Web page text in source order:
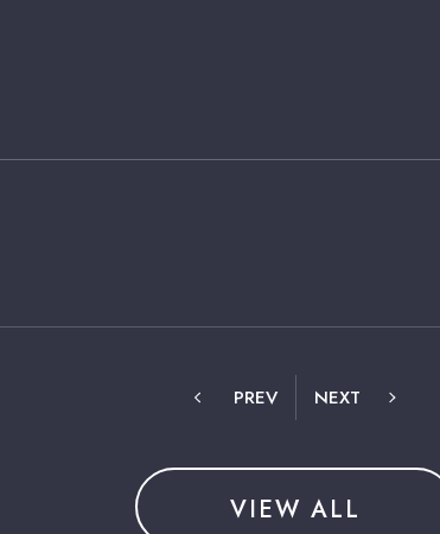
PREV NEXT
VIEW ALL